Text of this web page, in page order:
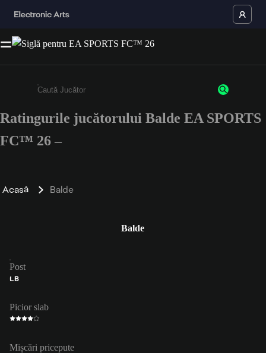
Enter a minimum of 3 characters or numbers
Ratingurile jucătorului Balde EA SPORTS
FC™ 26 –
Acasă Balde
Balde
Post
LB
Picior slab
Mișcări pricepute